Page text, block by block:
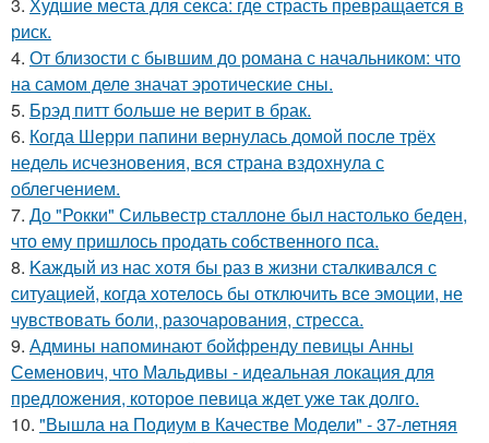
риск.
4. От близости с бывшим до романа с начальником: что
на самом деле значат эротические сны.
5. Брэд питт больше не верит в брак.
6. Когда Шерри папини вернулась домой после трёх
недель исчезновения, вся страна вздохнула с
облегчением.
7. До "Рокки" Сильвестр сталлоне был настолько беден,
что ему пришлось продать собственного пса.
8. Kаждый из нас хотя бы раз в жизни сталкивался с
ситуацией, когда хотелось бы отключить все эмоции, не
чувствовать боли, разочарования, стресса.
9. Админы напоминают бойфренду певицы Анны
Семенович, что Мальдивы - идеальная локация для
предложения, которое певица ждет уже так долго.
10. "Вышла на Подиум в Качестве Модели" - 37-летняя